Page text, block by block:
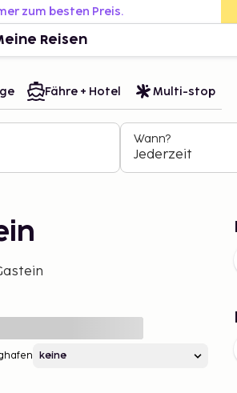
zum besten Preis.
Reisen
Fähre + Hotel Multi-stop
Wann?
Jederzeit